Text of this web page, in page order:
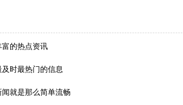
的热点资讯
时最热门的信息
就是那么简单流畅